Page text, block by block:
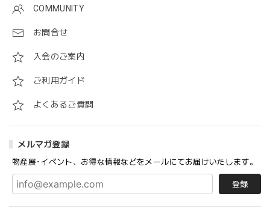
COMMUNITY
お問合せ
入会のご案内
ご利用ガイド
よくあるご質問
メルマガ登録
物産展･イベント、お得な情報などをメールにてお届けいたします。
登録